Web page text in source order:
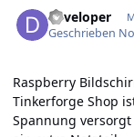
developer
Geschrieben
Raspberry
Tinkerforge Shop
Spannung